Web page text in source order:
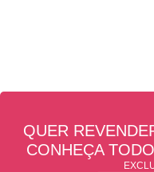
QUER
CONHEÇA